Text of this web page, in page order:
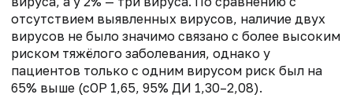
отсутствием выявленных вирусов, наличие двух
вирусов не было значимо связано с более высоким
риском тяжёлого заболевания, однако у
пациентов только с одним вирусом риск был на
65% выше (сОР 1,65, 95% ДИ 1,30–2,08).